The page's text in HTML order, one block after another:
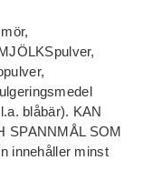
blåbär). KAN
SPANNMÅL SOM
innehåller minst